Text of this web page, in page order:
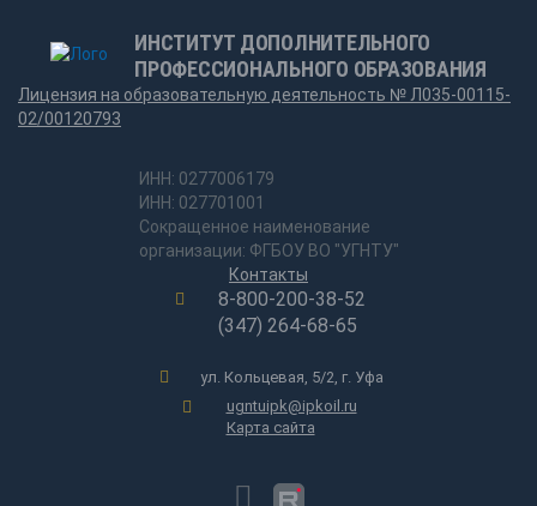
ИНСТИТУТ ДОПОЛНИТЕЛЬНОГО
ПРОФЕССИОНАЛЬНОГО ОБРАЗОВАНИЯ
Лицензия на образовательную деятельность № Л035-00115-
02/00120793
ИНН: 0277006179
ИНН: 027701001
Сокращенное наименование
организации: ФГБОУ ВО "УГНТУ"
Контакты
8-800-200-38-52
(347) 264-68-65
ул. Кольцевая, 5/2, г. Уфа
ugntuipk@ipkoil.ru
Карта сайта